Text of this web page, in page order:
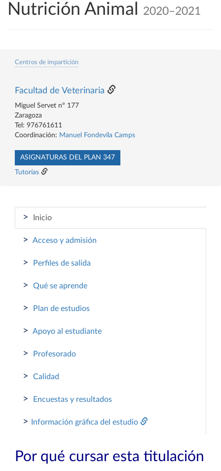
Nutrición Animal
2020–2021
Centros de impartición
Facultad de Veterinaria
Miguel Servet nº 177
Zaragoza
Tel: 976761611
Coordinación: Manuel Fondevila Camps
ASIGNATURAS DEL PLAN 347
Tutorías
> Inicio
> Acceso y admisión
> Perfiles de salida
> Qué se aprende
> Plan de estudios
> Apoyo al estudiante
> Profesorado
> Calidad
> Encuestas y resultados
> Información gráfica del estudio
Por qué cursar esta titulación